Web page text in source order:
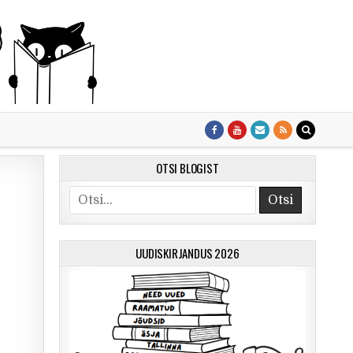
OTSI BLOGIST
Otsi
UUDISKIRJANDUS 2026